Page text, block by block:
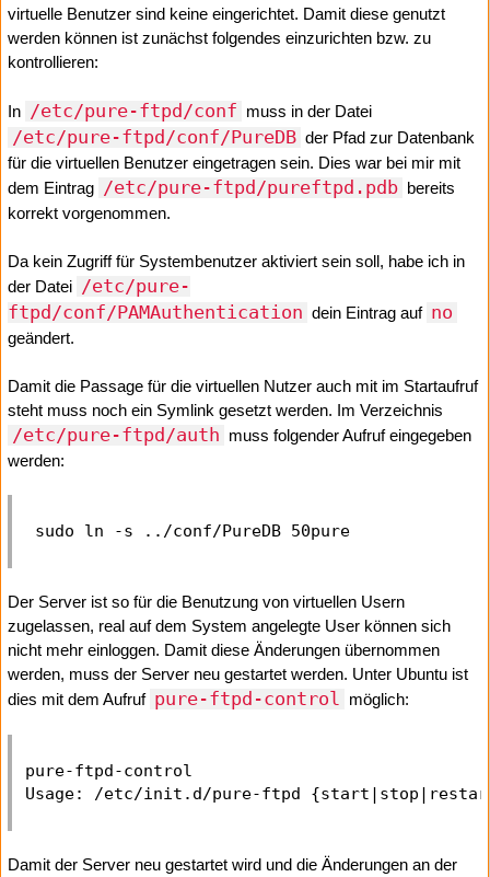
virtuelle Benutzer sind keine eingerichtet. Damit diese genutzt
werden können ist zunächst folgendes einzurichten bzw. zu
kontrollieren:
In /etc/pure-ftpd/conf muss in der Datei
/etc/pure-ftpd/conf/PureDB der Pfad zur Datenbank
für die virtuellen Benutzer eingetragen sein. Dies war bei mir mit
dem Eintrag /etc/pure-ftpd/pureftpd.pdb bereits
korrekt vorgenommen.
Da kein Zugriff für Systembenutzer aktiviert sein soll, habe ich in
der Datei /etc/pure-
ftpd/conf/PAMAuthentication dein Eintrag auf no
geändert.
Damit die Passage für die virtuellen Nutzer auch mit im Startaufruf
steht muss noch ein Symlink gesetzt werden. Im Verzeichnis
/etc/pure-ftpd/auth muss folgender Aufruf eingegeben
werden:
Der Server ist so für die Benutzung von virtuellen Usern
zugelassen, real auf dem System angelegte User können sich
nicht mehr einloggen. Damit diese Änderungen übernommen
werden, muss der Server neu gestartet werden. Unter Ubuntu ist
dies mit dem Aufruf pure-ftpd-control möglich:
pure-ftpd-control
Damit der Server neu gestartet wird und die Änderungen an der